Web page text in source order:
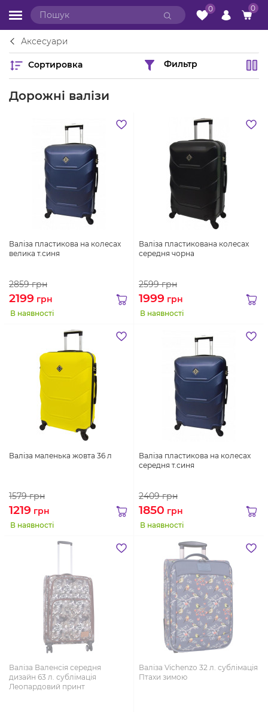
0 0
Аксесуари
Сортировка Фильтр
Дорожні валізи
Валіза пластикова на колесах
велика т.синя
2859грн
2199 грн
В наявності
Валіза пластикована колесах
середня чорна
2599грн
1999 грн
В наявності
Валіза маленька жовта 36 л
1579грн
1219 грн
В наявності
Валіза пластикова на колесах
середня т.синя
2409грн
1850 грн
В наявності
Валіза Валенсія середня
дизайн 63 л. сублімація
Леопардовий принт
Валіза Vichenzo 32 л. сублімація
Птахи зимою